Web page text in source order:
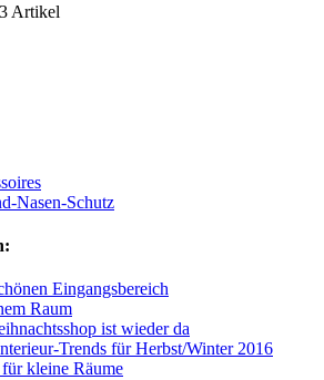
Artikel
Nasen-Schutz
Eingangsbereich
Raum
ist wieder da
Trends für Herbst/Winter 2016
kleine Räume